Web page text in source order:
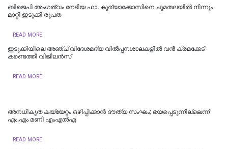
ബിജെപി അംഗത്വം നേടിയ ഫാ. കുര്യാക്കോസിനെ ചുമതലയില്‍ നിന്നും
മാറ്റി ഇടുക്കി രൂപത
READ MORE
ഇടുക്കിയിലെ അഞ്ച് വിദേശമദ്യ വില്‍പ്പനശാലകളില്‍ വന്‍ ക്രമക്കേട്
കണ്ടെത്തി വിജിലന്‍സ്
READ MORE
അനധികൃത കയ്യേറ്റം ഒഴിപ്പിക്കാന്‍ ദൗത്യ സംഘം; ഭയപ്പെടുന്നില്ലെന്ന്
എം.എം മണി എംഎൽഎ
READ MORE